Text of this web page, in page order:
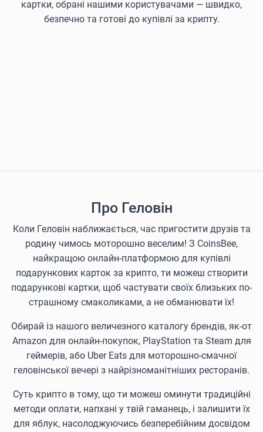
картки, обрані нашими користувачами — швидко,
безпечно та готові до купівлі за крипту.
Про Геловін
Коли Геловін наближається, час пригостити друзів та
родину чимось моторошно веселим! З CoinsBee,
найкращою онлайн-платформою для купівлі
подарункових карток за крипто, ти можеш створити
подарункові картки, щоб частувати своїх близьких по-
страшному смаколиками, а не обманювати їх!
Обирай із нашого величезного каталогу брендів, як-от
Amazon для онлайн-покупок, PlayStation та Steam для
геймерів, або Uber Eats для моторошно-смачної
геловінської вечері з найрізноманітніших ресторанів.
Суть крипто в тому, що ти можеш оминути традиційні
методи оплати, напхані у твій гаманець, і залишити їх
для яблук, насолоджуючись безперебійним досвідом